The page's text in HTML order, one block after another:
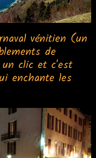
vénitien (un
de
un clic et c'est
enchante les